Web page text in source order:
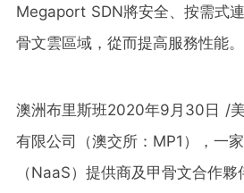
Megaport SDN將安全、按需式
骨文雲區域，從而提高服務性能。
澳洲布里斯班2020年9月30日 /
有限公司（澳交所：MP1），一
（NaaS）提供商及甲骨文合作